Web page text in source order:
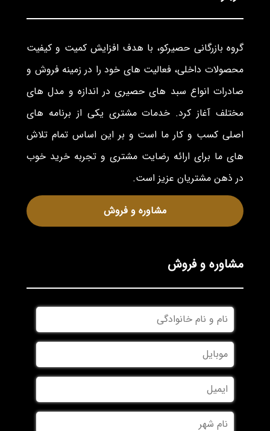
گروه بازرگانی حصیرکو، با هدف افزایش کمیت و کیفیت
محصولات داخلی، فعالیت های خود را در زمینه فروش و
صادرات انواع سبد های حصیری در اندازه و مدل های
مختلف آغاز کرد. خدمات مشتری یکی از برنامه های
اصلی کسب و کار ما است و بر این اساس تمام تلاش
های ما برای ارائه رضایت مشتری و تجربه خرید خوب
در ذهن مشتریان عزیز است.
مشاوره و فروش
مشاوره و فروش
نام
و
نام
خانوادگی
موبایل
ایمیل
نام